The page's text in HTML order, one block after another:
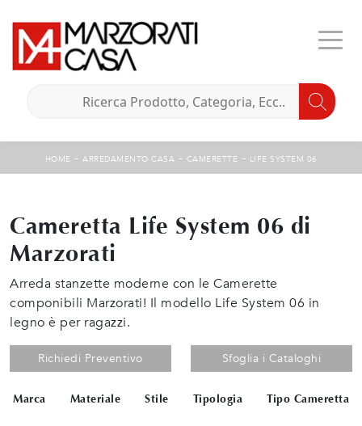
HOME - ARREDAMENTO CASA - CAMERETTE - LIFE SYSTEM 06
Cameretta Life System 06 di
Marzorati
Arreda stanzette moderne con le Camerette
componibili Marzorati! Il modello Life System 06 in
legno è per ragazzi.
Richiedi Preventivo Sfoglia i Cataloghi
Marca Materiale Stile Tipologia Tipo Cameretta